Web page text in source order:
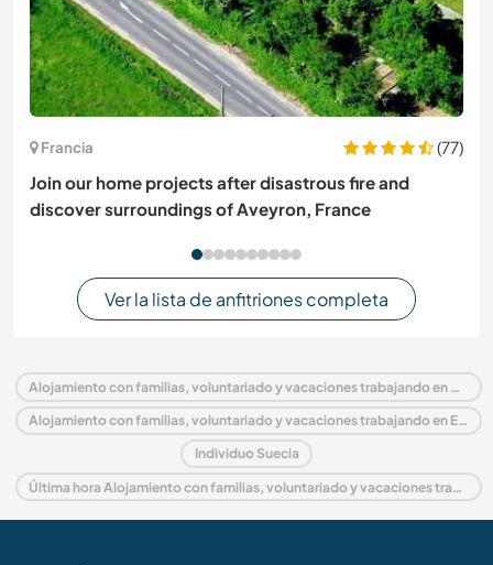
Francia
(77)
Join our home projects after disastrous fire and
discover surroundings of Aveyron, France
Ver la lista de anfitriones completa
Alojamiento con familias, voluntariado y vacaciones trabajando en Suecia
Alojamiento con familias, voluntariado y vacaciones trabajando en Europa
Individuo Suecia
Última hora Alojamiento con familias, voluntariado y vacaciones trabajando en Suecia